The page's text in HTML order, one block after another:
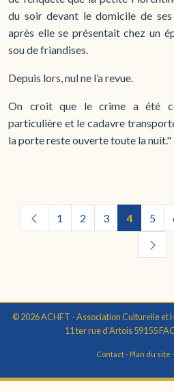
du soir devant le domicile de
après elle se présentait chez un
sou de friandises.
Depuis lors, nul ne l’a revue.
On croit que le crime a été
particulière et le cadavre
la porte reste ouverte toute la nuit."
1 2 3 4 5
© 2026 ACHFT - Association Culturelle et
11 ter rue d'Artois 59155
Contact- Plan du site -